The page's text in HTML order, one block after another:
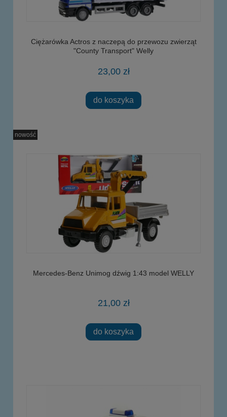
Ciężarówka Actros z naczepą do przewozu zwierząt
"County Transport" Welly
23,00 zł
do koszyka
Mercedes-Benz Unimog dźwig 1:43 model WELLY
21,00 zł
do koszyka
nowość